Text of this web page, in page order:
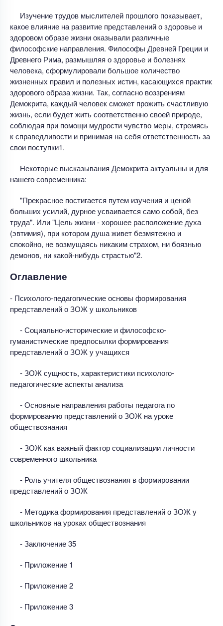
Изучение трудов мыслителей прошлого показывает,
какое влияние на развитие представлений о здоровье и
здоровом образе жизни оказывали различные
философские направления. Философы Древней Греции и
Древнего Рима, размышляя о здоровье и болезнях
человека, сформулировали большое количество
жизненных правил и полезных истин, касающихся практик
здорового образа жизни. Так, согласно воззрениям
Демокрита, каждый человек сможет прожить счастливую
жизнь, если будет жить соответственно своей природе,
соблюдая при помощи мудрости чувство меры, стремясь
к справедливости и принимая на себя ответственность за
свои поступки1.
Некоторые высказывания Демокрита актуальны и для
нашего современника:
"Прекрасное постигается путем изучения и ценой
больших усилий, дурное усваивается само собой, без
труда". Или "Цель жизни - хорошее расположение духа
(эвтимия), при котором душа живет безмятежно и
спокойно, не возмущаясь никаким страхом, ни боязнью
демонов, ни какой-нибудь страстью"2.
Оглавление
- Психолого-педагогические основы формирования
представлений о ЗОЖ у школьников
- Социально-исторические и философско-
гуманистические предпосылки формирования
представлений о ЗОЖ у учащихся
- ЗОЖ сущность, характеристики психолого-
педагогические аспекты анализа
- Основные направления работы педагога по
формированию представлений о ЗОЖ на уроке
обществознания
- ЗОЖ как важный фактор социализации личности
современного школьника
- Роль учителя обществознания в формировании
представлений о ЗОЖ
- Методика формирования представлений о ЗОЖ у
школьников на уроках обществознания
- Заключение 35
- Приложение 1
- Приложение 2
- Приложение 3